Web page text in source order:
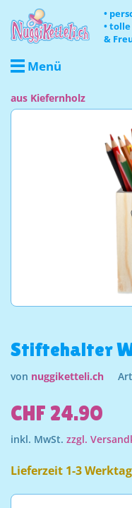
•
•
&
Menü
aus Kiefernholz
Stiftehalter
von nuggiketteli.ch
CHF 24.90
inkl. MwSt. zzgl.
Lieferzeit 1-3